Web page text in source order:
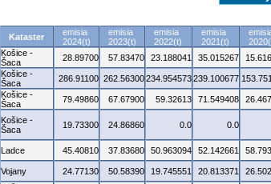
Kataster
emisia
2024(t)
emisia
2023(t)
emisia
2022(t)
emisia
2021(t)
Košice -
Šaca
28.89700 57.83470 23.188041 35.015267
Košice -
Šaca
286.91100 262.56300234.954573239.100677
Košice -
Šaca
79.49860 67.67900 59.32613 71.549408
Košice -
Šaca
19.73300 24.86860 0.0 0.0
Ladce 45.40810 37.83680 50.963094 52.142661
Vojany 24.77130 50.58390 19.745551 20.813371